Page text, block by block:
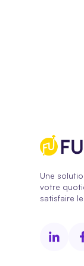
Une
votre
satisfaire